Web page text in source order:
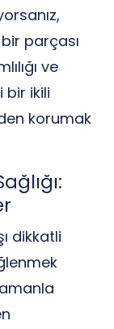
parçası
ve
bir ikili
korumak
dikkatli